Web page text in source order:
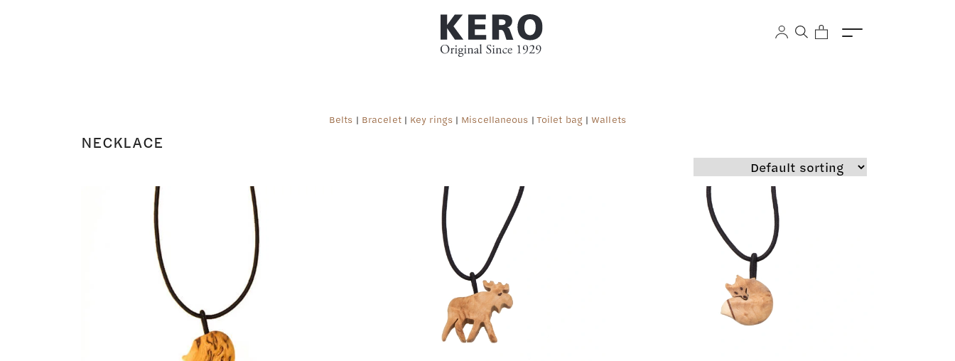
Belts | Bracelet| Key rings| Miscellaneous | Toilet bag | Wallets
NECKLACE